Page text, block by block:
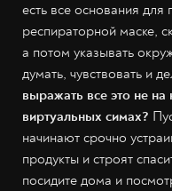
есть все основания для
респираторной маске,
а потом указывать
думать, чувствовать и
выражать все это не
виртуальных симах?
начинают срочно
продукты и строят
посидите дома и